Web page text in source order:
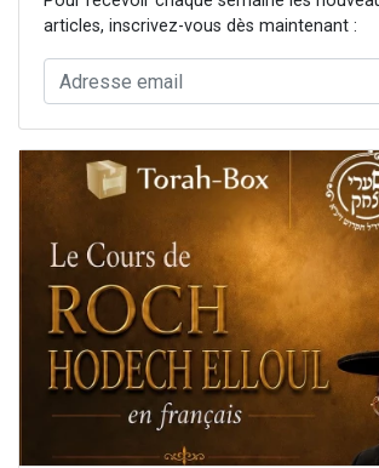
articles, inscrivez-vous dès maintenant :